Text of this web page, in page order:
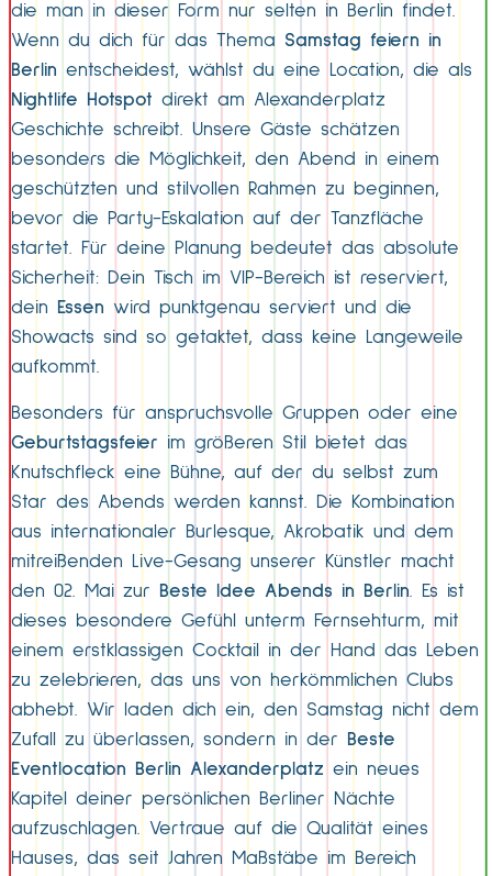
die man in dieser Form nur selten in Berlin findet.
Wenn du dich für das Thema Samstag feiern in
Berlin entscheidest, wählst du eine Location, die als
Nightlife Hotspot direkt am Alexanderplatz
Geschichte schreibt. Unsere Gäste schätzen
besonders die Möglichkeit, den Abend in einem
geschützten und stilvollen Rahmen zu beginnen,
bevor die Party-Eskalation auf der Tanzfläche
startet. Für deine Planung bedeutet das absolute
Sicherheit: Dein Tisch im VIP-Bereich ist reserviert,
dein
Essen wird punktgenau serviert und die
Showacts sind so getaktet, dass keine Langeweile
aufkommt.
Besonders für anspruchsvolle Gruppen oder eine
Geburtstagsfeier im größeren Stil bietet das
Knutschfleck eine Bühne, auf der du selbst zum
Star des Abends werden kannst. Die Kombination
aus internationaler Burlesque, Akrobatik und dem
mitreißenden Live-Gesang unserer Künstler macht
den 02. Mai zur
Beste Idee Abends in Berlin. Es ist
dieses besondere Gefühl unterm Fernsehturm, mit
einem erstklassigen Cocktail in der Hand das Leben
zu zelebrieren, das uns von herkömmlichen Clubs
abhebt. Wir laden dich ein, den Samstag nicht dem
Zufall zu überlassen, sondern in der
Beste
Eventlocation Berlin Alexanderplatz ein neues
Kapitel deiner persönlichen Berliner Nächte
aufzuschlagen. Vertraue auf die Qualität eines
Hauses, das seit Jahren Maßstäbe im Bereich